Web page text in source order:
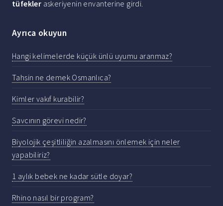
tüfekler askeriyenin envanterine girdi.
Ayrıca okuyun
Hangi kelimelerde küçük ünlü uyumu aranmaz?
Tahsin ne demek Osmanlıca?
Kimler vakıf kurabilir?
Savcının görevi nedir?
Biyolojik çeşitliliğin azalmasını önlemek için neler
yapabiliriz?
1 aylık bebek ne kadar sütle doyar?
Rhino nasıl bir program?